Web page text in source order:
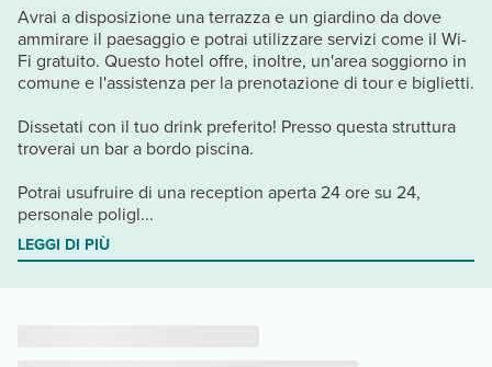
Avrai a disposizione una terrazza e un giardino da dove
ammirare il paesaggio e potrai utilizzare servizi come il Wi-
Fi gratuito. Questo hotel offre, inoltre, un'area soggiorno in
comune e l'assistenza per la prenotazione di tour e biglietti.
Dissetati con il tuo drink preferito! Presso questa struttura
troverai un bar a bordo piscina.
Potrai usufruire di una reception aperta 24 ore su 24,
personale poligl...
LEGGI DI PIÙ